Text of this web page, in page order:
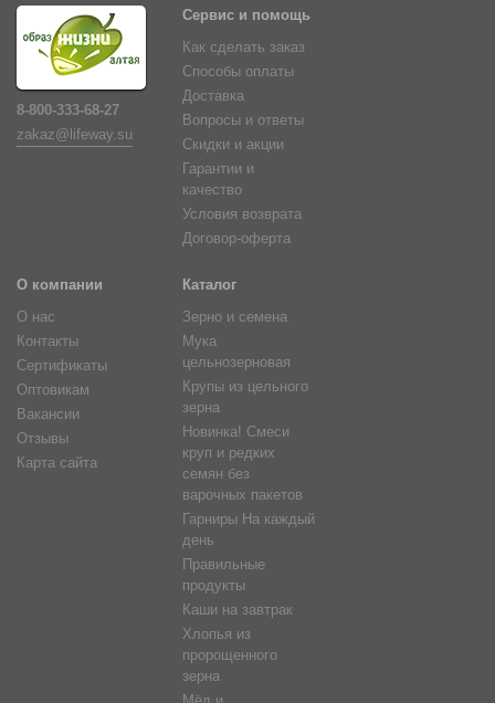
8-800-333-68-27
zakaz@lifeway.su
Сервис и помощь
Как сделать заказ
Способы оплаты
Доставка
Вопросы и ответы
Скидки и акции
Гарантии и
качество
Условия возврата
Договор-оферта
О компании
О нас
Контакты
Сертификаты
Оптовикам
Вакансии
Отзывы
Карта сайта
Каталог
Зерно и семена
Мука
цельнозерновая
Крупы из цельного
зерна
Новинка! Смеси
круп и редких
семян без
варочных пакетов
Гарниры На каждый
день
Правильные
продукты
Каши на завтрак
Хлопья из
пророщенного
зерна